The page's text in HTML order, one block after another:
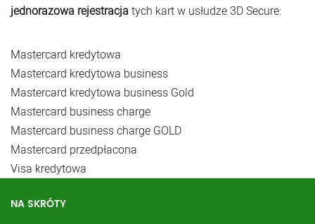
jednorazowa rejestracjatych kart w usłudze 3D Secure:
Mastercard kredytowa
Mastercard kredytowa business
Mastercard kredytowa business Gold
Mastercard business charge
Mastercard business charge GOLD
Mastercard przedpłacona
Visa kredytowa
NA SKRÓTY